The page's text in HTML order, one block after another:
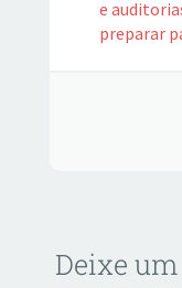
e
preparar
Deixe